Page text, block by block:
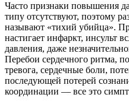
Часто признаки повышения
типу отсутствуют, поэтому
называют «тихий убийца».
настигает инфаркт, инсульт
давления, даже
Перебои сердечного ритма,
тревога, сердечные боли,
последующей потерей
координации — все это